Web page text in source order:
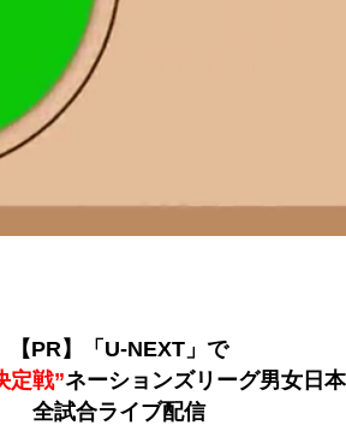
【PR】「U-NEXT」で
定戦”ネーションズリーグ男女日
全試合ライブ配信